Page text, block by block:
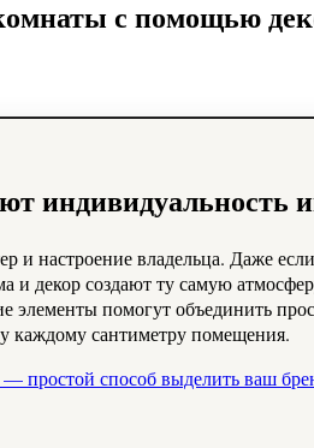
с помощью
индивидуальность
и настроение владельца. Даже
и декор создают ту самую
элементы помогут объединить
каждому сантиметру помещения.
простой способ выделить ваш